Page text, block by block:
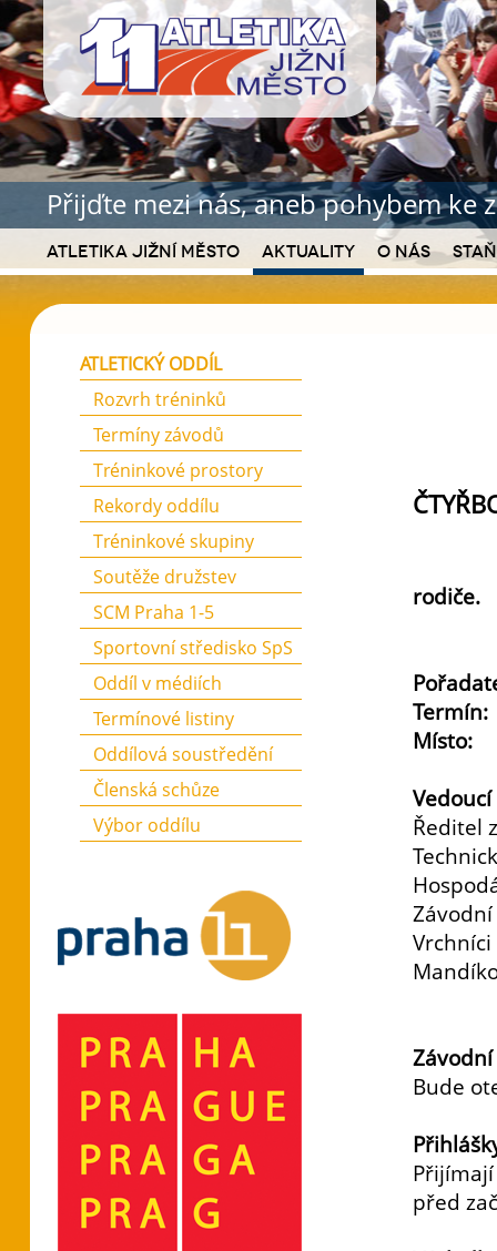
Přijďte mezi nás, aneb pohybem ke
Atletika Jižní Město Aktuality O nás
rodiče.
Místo:
Ředitel
Bude
před
ATLETICKÝ ODDÍL
Rozvrh tréninků
Termíny závodů
Tréninkové prostory
Rekordy oddílu
Tréninkové skupiny
Soutěže družstev
SCM Praha 1-5
Sportovní středisko SpS
Oddíl v médiích
Termínové listiny
Oddílová soustředění
Členská schůze
Výbor oddílu